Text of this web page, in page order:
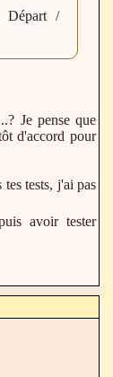
Départ /
Je pense que
d'accord pour
tests, j'ai pas
avoir tester